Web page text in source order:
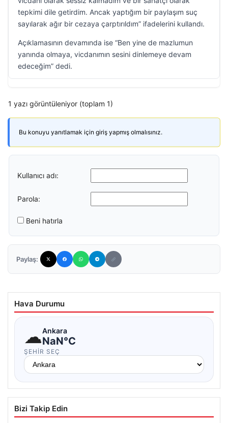
tepkimi dile getirdim. Ancak yaptığım bir paylaşım suç
sayılarak ağır bir cezaya çarptırıldım” ifadelerini kullandı.
Açıklamasının devamında ise “Ben yine de mazlumun
yanında olmaya, vicdanımın sesini dinlemeye devam
edeceğim” dedi.
1 yazı görüntüleniyor (toplam 1)
Bu konuyu yanıtlamak için giriş yapmış olmalısınız.
Kullanıcı adı:
Parola:
Beni hatırla
Paylaş:
Hava Durumu
☁Ankara
NaN°C
ŞEHIR SEÇ
Bizi Takip Edin